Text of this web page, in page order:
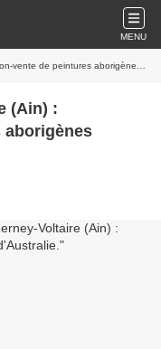
MENU
de peintures aborigènes d'Australie.
(Ain) :
aborigènes